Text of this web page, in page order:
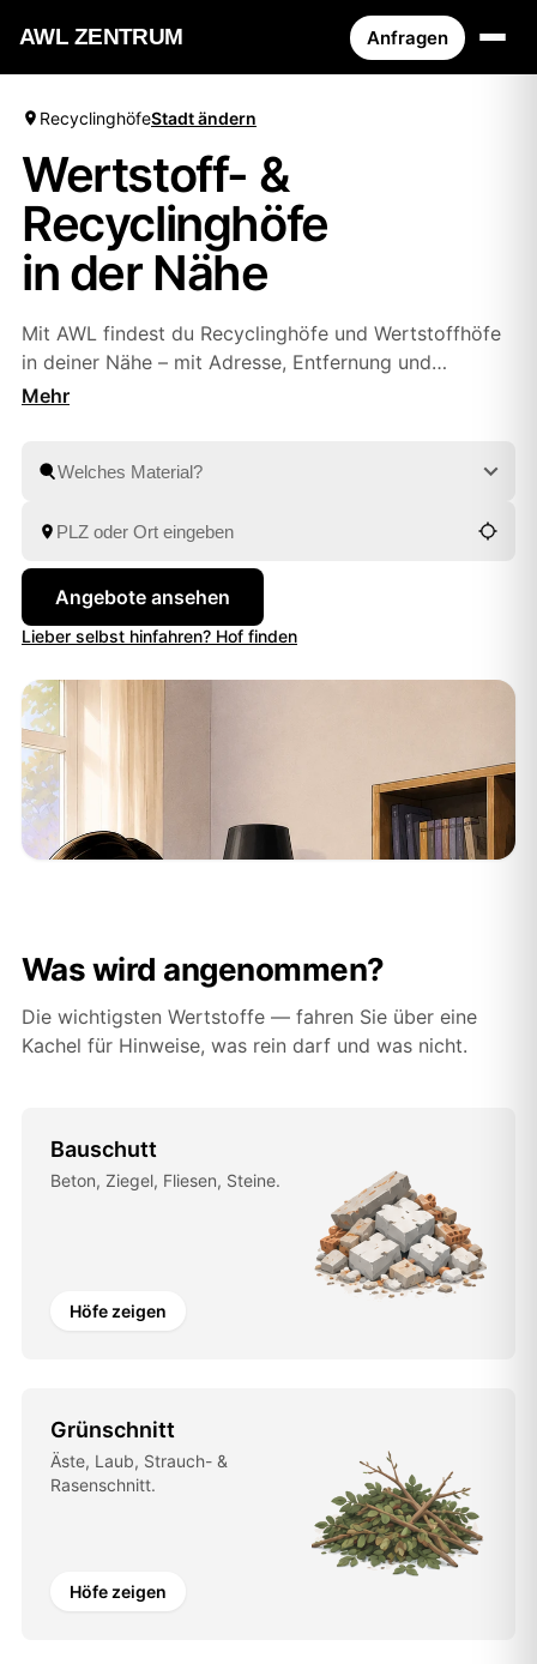
AWL ZENTRUM Anfragen
RecyclinghöfeStadt ändern
Wertstoff- &
Recyclinghöfe
in der Nähe
Mit AWL findest du Recyclinghöfe und Wertstoffhöfe
in deiner Nähe – mit Adresse, Entfernung und
Öffnungszeiten. Oder du lässt Sperrmüll, Bauschutt
du alles fachgerecht, ganz wie es dir passt.
Angebote ansehen
Lieber selbst hinfahren? Hof finden
Was wird angenommen?
Die wichtigsten Wertstoffe — fahren Sie über eine
Kachel für Hinweise, was rein darf und was nicht.
Bauschutt
Beton, Ziegel, Fliesen, Steine.
Höfe zeigen
Grünschnitt
Äste, Laub, Strauch- &
Rasenschnitt.
Höfe zeigen